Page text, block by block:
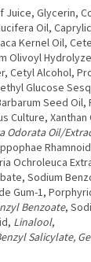
Juice, Glycerin,
Oil,
Kernel Oil,
Olivoyl
Cetyl Alcohol,
Glucose
Seed Oil,
Culture, Xanthan
Odorata Oil/
Ochroleuca
Sodium
Gum-1,
Benzoate,
Linalool,
Salicylate,